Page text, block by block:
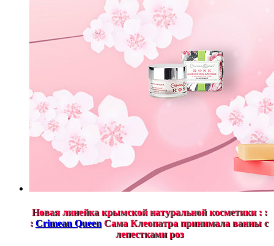
Новая линейка крымской натуральной косметики : :
: Crimean Queen Сама Клеопатра принимала ванны с
лепестками роз